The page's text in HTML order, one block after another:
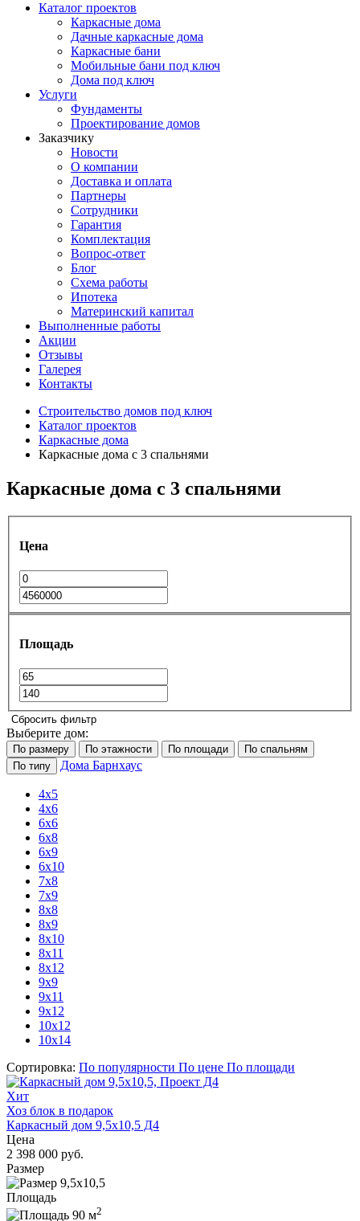
Каталог проектов
Каркасные дома
Дачные каркасные дома
Каркасные бани
Мобильные бани под ключ
Дома под ключ
Услуги
Фундаменты
Проектирование домов
Заказчику
Новости
О компании
Доставка и оплата
Партнеры
Сотрудники
Гарантия
Комплектация
Вопрос-ответ
Блог
Схема работы
Ипотека
Материнский капитал
Выполненные работы
Акции
Отзывы
Галерея
Контакты
Строительство домов под ключ
Каталог проектов
Каркасные дома
Каркасные дома с 3 спальнями
Каркасные дома с 3 спальнями
Цена
Площадь
Сбросить фильтр
Выберите дом:
По размеру По этажности По площади
По спальням
По типу
Дома Барнхаус
4x5
4x6
6x6
6x8
6х9
6x10
7х8
7x9
8х8
8х9
8х10
8x11
8x12
9х9
9x11
9x12
10x12
10x14
Сортировка: По популярности По цене По площади
Хит
Хоз блок в подарок
Каркасный дом 9,5x10,5 Д4
Цена
2 398 000 руб.
Размер
9,5x10,5
Площадь
90 м2